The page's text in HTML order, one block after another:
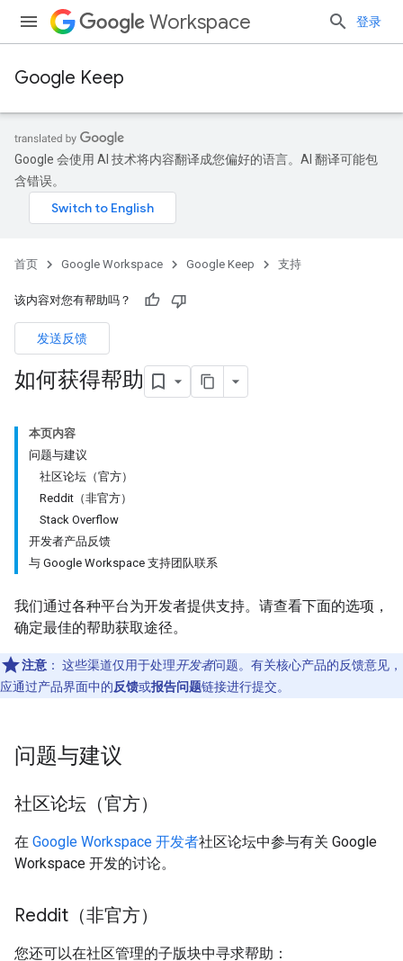
Workspace 登录
Google Keep
Google 会使用 AI 技术将内容翻译成您偏好的语言。AI 翻译可能包
含错误。
首页 Google Workspace Google Keep 支持
该内容对您有帮助吗？
发送反馈
如何获得帮助
本页内容
问题与建议
社区论坛（官方）
Reddit（非官方）
Stack Overflow
开发者产品反馈
与 Google Workspace 支持团队联系
我们通过各种平台为开发者提供支持。请查看下面的选项，
确定最佳的帮助获取途径。
注意 ： 这些渠道仅用于处理开发者问题。有关核心产品的反馈意见，
应通过产品界面中的反馈或报告问题链接进行提交。
问题与建议
社区论坛（官方）
在 Google Workspace 开发者社区论坛中参与有关 Google
Workspace 开发的讨论。
Reddit（非官方）
您还可以在社区管理的子版块中寻求帮助：